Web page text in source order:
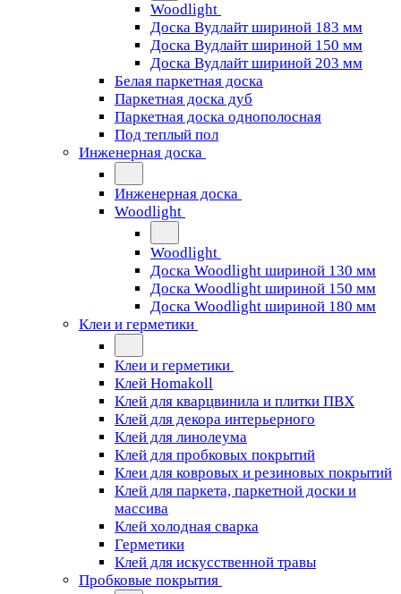
Woodlight
Доска Вудлайт шириной 183 мм
Доска Вудлайт шириной 150 мм
Доска Вудлайт шириной 203 мм
Белая паркетная доска
Паркетная доска дуб
Паркетная доска однополосная
Под теплый пол
Инженерная доска
Инженерная доска
Woodlight
Woodlight
Доска Woodlight шириной 130 мм
Доска Woodlight шириной 150 мм
Доска Woodlight шириной 180 мм
Клеи и герметики
Клеи и герметики
Клей Homakoll
Клей для кварцвинила и плитки ПВХ
Клей для декора интерьерного
Клей для линолеума
Клей для пробковых покрытий
Клеи для ковровых и резиновых покрытий
Клей для паркета, паркетной доски и
массива
Клей холодная сварка
Герметики
Клей для искусственной травы
Пробковые покрытия